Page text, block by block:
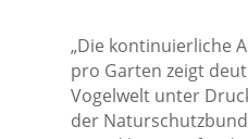
„Die kontinuierliche
pro Garten zeigt
Vogelwelt unter
der